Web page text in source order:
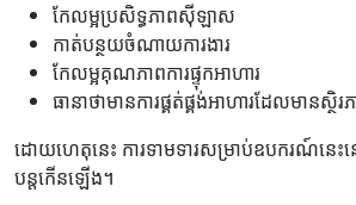
កែលម្អប្រសិទ្ធភាពស៊ីឡាស
កាត់បន្ថយចំណាយការងារ
កែលម្អគុណភាពការផ្ទុកអាហារ
ធានាថាមានការផ្គត់ផ្គង់អាហារដែលមានស្ថិរ
ដោយហេតុនេះ ការទាមទារសម្រាប់ឧបករណ៍នេ
បន្តកើនឡើង។